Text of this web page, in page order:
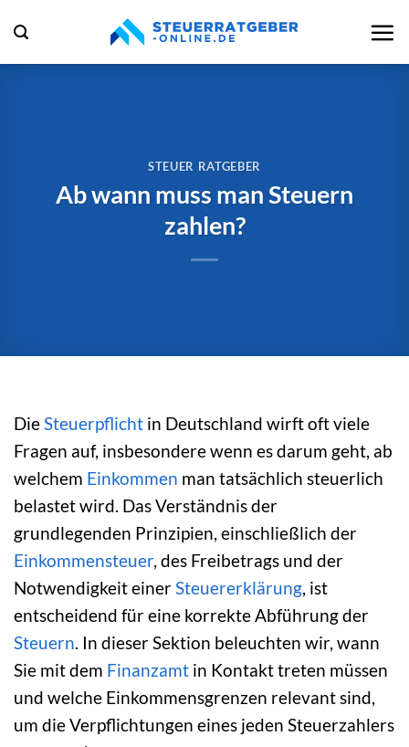
Inhalt
springen
STEUER RATGEBER
Ab wann muss man Steuern
zahlen?
DieSteuerpflicht in Deutschland wirft oft viele
Fragen auf, insbesondere wenn es darum geht, ab
welchem Einkommen man tatsächlich steuerlich
belastet wird. Das Verständnis der
grundlegenden Prinzipien, einschließlich der
Einkommensteuer, des Freibetrags und der
Notwendigkeit einerSteuererklärung, ist
entscheidend für eine korrekte Abführung der
Steuern. In dieser Sektion beleuchten wir, wann
Sie mit dem Finanzamt in Kontakt treten müssen
und welche Einkommensgrenzen relevant sind,
um die Verpflichtungen eines jeden Steuerzahlers